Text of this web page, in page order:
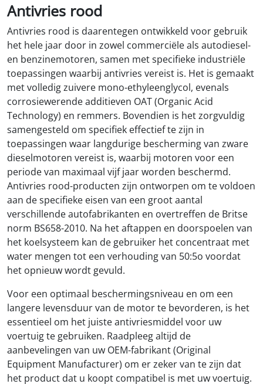
Antivries rood
Antivries rood is daarentegen ontwikkeld voor gebruik
het hele jaar door in zowel commerciële als autodiesel-
en benzinemotoren, samen met specifieke industriële
toepassingen waarbij antivries vereist is. Het is gemaakt
met volledig zuivere mono-ethyleenglycol, evenals
corrosiewerende additieven OAT (Organic Acid
Technology) en remmers. Bovendien is het zorgvuldig
samengesteld om specifiek effectief te zijn in
toepassingen waar langdurige bescherming van zware
dieselmotoren vereist is, waarbij motoren voor een
periode van maximaal vijf jaar worden beschermd.
Antivries rood-producten zijn ontworpen om te voldoen
aan de specifieke eisen van een groot aantal
verschillende autofabrikanten en overtreffen de Britse
norm BS658-2010. Na het aftappen en doorspoelen van
het koelsysteem kan de gebruiker het concentraat met
water mengen tot een verhouding van 50:5o voordat
het opnieuw wordt gevuld.
Voor een optimaal beschermingsniveau en om een ​​
langere levensduur van de motor te bevorderen, is het
essentieel om het juiste antivriesmiddel voor uw
voertuig te gebruiken. Raadpleeg altijd de
aanbevelingen van uw OEM-fabrikant (Original
Equipment Manufacturer) om er zeker van te zijn dat
het product dat u koopt compatibel is met uw voertuig.